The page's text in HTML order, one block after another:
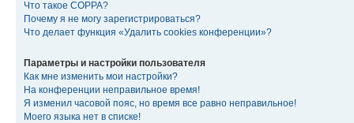
Что такое COPPA?
Почему я не могу зарегистрироваться?
Что делает функция «Удалить cookies конференции»?
Параметры и настройки пользователя
Как мне изменить мои настройки?
На конференции неправильное время!
Я изменил часовой пояс, но время все равно неправильное!
Моего языка нет в списке!